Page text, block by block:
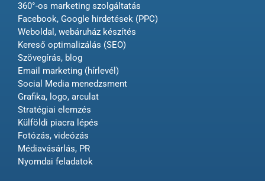
360°-os marketing szolgáltatás
Facebook, Google hirdetések (PPC)
Weboldal, webáruház készítés
Kereső optimalizálás (SEO)
Szövegírás, blog
Email marketing (hírlevél)
Social Media menedzsment
Grafika, logo, arculat
Stratégiai elemzés
Külföldi piacra lépés
Fotózás, videózás
Médiavásárlás, PR
Nyomdai feladatok